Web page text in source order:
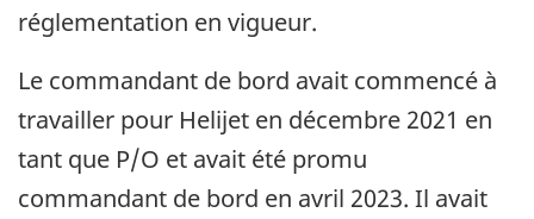
réglementation en vigueur.
Le commandant de bord avait commencé à
travailler pour Helijet en décembre 2021 en
tant que P/O et avait été promu
commandant de bord en avril 2023. Il avait